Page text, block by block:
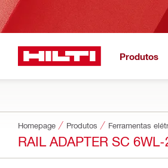
Produtos
Homepage Produtos Ferramentas
RAIL ADAPTER SC 6WL-